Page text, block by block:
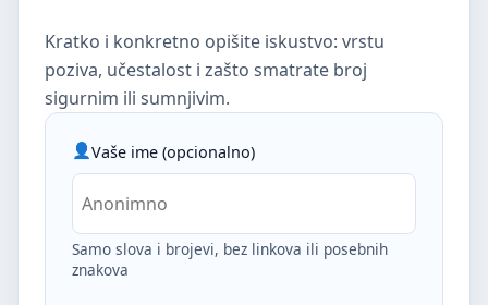
Kratko i konkretno opišite iskustvo: vrstu
poziva, učestalost i zašto smatrate broj
sigurnim ili sumnjivim.
Vaše ime (opcionalno)
Samo slova i brojevi, bez linkova ili posebnih
znakova